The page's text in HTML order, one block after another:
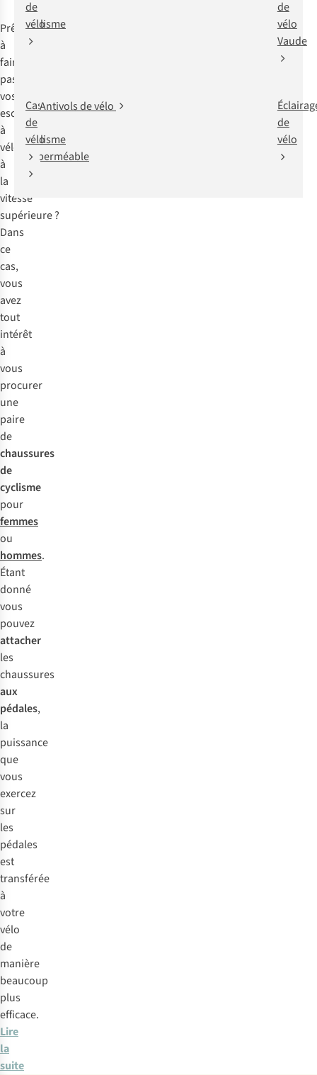
Prêt(e)
à
faire
passer
vos
escapades
à
vélo
à
la
vitesse
supérieure ?
Dans
ce
cas,
vous
avez
tout
intérêt
à
vous
procurer
une
paire
de
chaussures
de
cyclisme
pour
femmes
ou
hommes.
Étant
donné
vous
pouvez
attacher
les
chaussures
aux
pédales,
la
puissance
que
vous
exercez
sur
les
pédales
est
transférée
à
votre
vélo
de
manière
beaucoup
plus
efficace.
Lire
la
suite
de
cyclisme
de
vélo
de
vélo
Vaude
Pantalon
de
cyclisme
imperméable
Casques
de
vélo
Antivols de vélo
de
vélo